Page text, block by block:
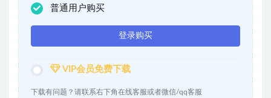
普通用户购买
登录购买
VIP会员免费下载
下载有问题？请联系右下角在线客服或者微信/qq客服